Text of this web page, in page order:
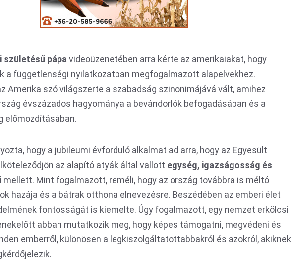
születésű pápa videoüzenetében arra kérte az amerikaiakat, hogy
a függetlenségi nyilatkozatban megfogalmazott alapelvekhez.
Amerika szó világszerte a szabadság szinonimájává vált, amihez
évszázados hagyománya a bevándorlók befogadásában és a
előmozdításában.
hogy a jubileumi évforduló alkalmat ad arra, hogy az Egyesült
az alapító atyák által vallott egység, igazságosság és
mellett. Mint fogalmazott, reméli, hogy az ország továbbra is méltó
hazája és a bátrak otthona elnevezésre. Beszédében az emberi élet
fontosságát is kiemelte. Úgy fogalmazott, egy nemzet erkölcsi
abban mutatkozik meg, hogy képes támogatni, megvédeni és
emberről, különösen a legkiszolgáltatottabbakról és azokról, akiknek